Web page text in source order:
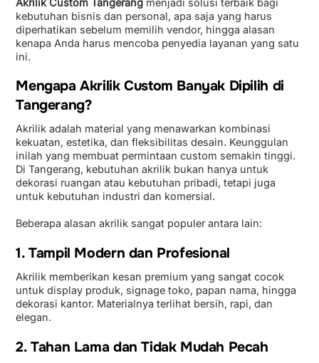
kebutuhan bisnis dan personal, apa saja yang harus
diperhatikan sebelum memilih vendor, hingga alasan
kenapa Anda harus mencoba penyedia layanan yang satu
ini.
Mengapa Akrilik Custom Banyak Dipilih di
Tangerang?
Akrilik adalah material yang menawarkan kombinasi
kekuatan, estetika, dan fleksibilitas desain. Keunggulan
inilah yang membuat permintaan custom semakin tinggi.
Di Tangerang, kebutuhan akrilik bukan hanya untuk
dekorasi ruangan atau kebutuhan pribadi, tetapi juga
untuk kebutuhan industri dan komersial.
Beberapa alasan akrilik sangat populer antara lain:
1. Tampil Modern dan Profesional
Akrilik memberikan kesan premium yang sangat cocok
untuk display produk, signage toko, papan nama, hingga
dekorasi kantor. Materialnya terlihat bersih, rapi, dan
elegan.
2. Tahan Lama dan Tidak Mudah Pecah